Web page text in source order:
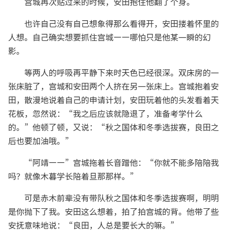
宫城再次贴过来的时候，安田抱住他翻了个身。
也许自己没有自己想象得那么看得开，安田搂着怀里的
人想。自己确实想要抓住宫城——哪怕只是他某一瞬的幻
影。
等两人的呼吸再平静下来时天色已经很深。双床房的一
张床脏了，宫城和安田两个人挤在另一张床上。宫城抱着安
田，散漫地说着自己的申请计划，安田玩着他的头发看着天
花板，忽然说：“我之后应该就隐退了，准备考学什么
的。”他顿了顿，又说：“秋之国体和冬季选拔赛，良田之
后也要加油哦。”
“阿靖——”宫城拖着长音蹭他：“你就不能多陪陪我
吗？就像木暮学长陪着旦那那样。”
可是赤木前辈没有带队秋之国体和冬季选拔赛啊，明明
是你抛下了我。安田这么想着，拍了拍宫城的背。他带了些
安抚意味地说：“良田，人总是要长大的嘛。”